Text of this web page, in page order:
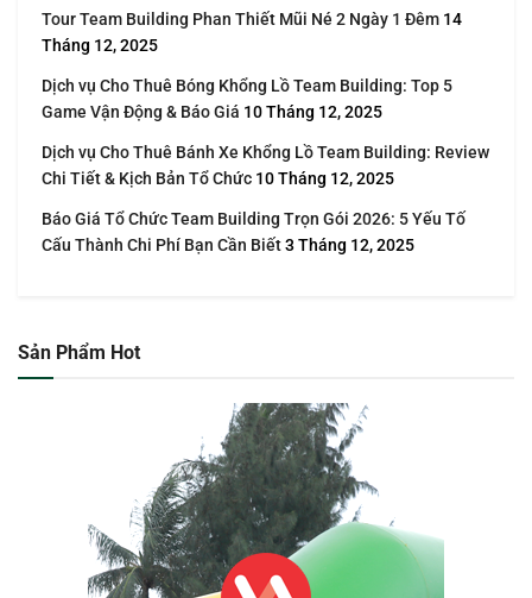
Tour Team Building Phan Thiết Mũi Né 2 Ngày 1 Đêm 14
Tháng 12, 2025
Dịch vụ Cho Thuê Bóng Khổng Lồ Team Building: Top 5
Game Vận Động & Báo Giá 10 Tháng 12, 2025
Dịch vụ Cho Thuê Bánh Xe Khổng Lồ Team Building: Review
Chi Tiết & Kịch Bản Tổ Chức 10 Tháng 12, 2025
Báo Giá Tổ Chức Team Building Trọn Gói 2026: 5 Yếu Tố
Cấu Thành Chi Phí Bạn Cần Biết3 Tháng 12, 2025
Sản Phẩm Hot